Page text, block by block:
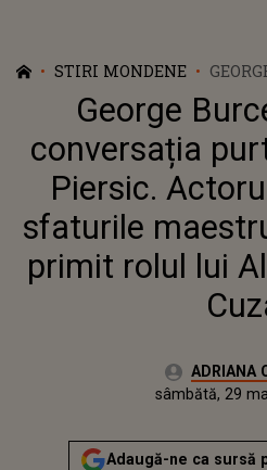
STIRI MONDENE
George
conversația
Piersic.
sfaturile
primit rolul lui
Autor:ADRIANA
vineri, 29 martie 2024Actualizat:
sâmbătă, 29
Adaugă-ne ca sursă